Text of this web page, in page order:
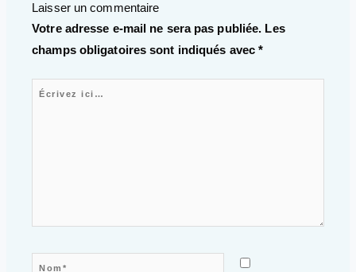
Laisser un commentaire
Votre adresse e-mail ne sera pas publiée. Les
champs obligatoires sont indiqués avec*